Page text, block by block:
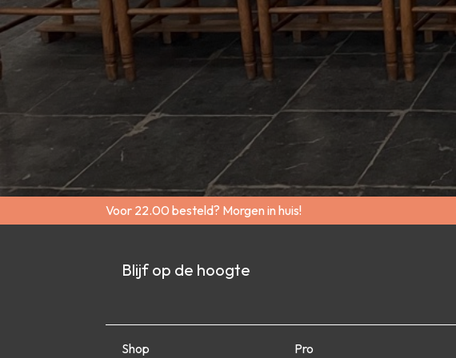
Voor 22.00 besteld? Morgen in huis!
Blijf op de hoogte
Shop Pro